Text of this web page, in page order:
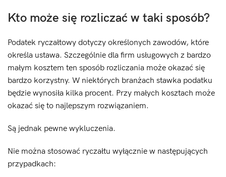
Kto może się rozliczać w taki sposób?
Podatek ryczałtowy dotyczy określonych zawodów, które
określa ustawa. Szczególnie dla firm usługowych z bardzo
małym kosztem ten sposób rozliczania może okazać się
bardzo korzystny. W niektórych branżach stawka podatku
będzie wynosiła kilka procent. Przy małych kosztach może
okazać się to najlepszym rozwiązaniem.
Są jednak pewne wykluczenia.
Nie można stosować ryczałtu wyłącznie w następujących
przypadkach: